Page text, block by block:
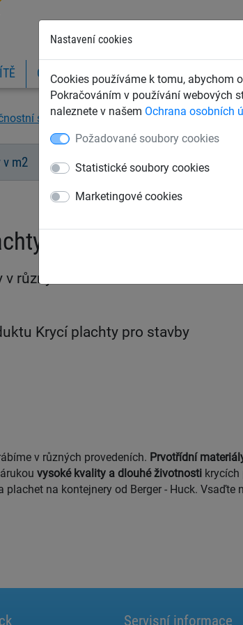
Nastavení cookies
Cookies používáme k tomu, abychom
Pokračováním v používání webových
naleznete v našem Ochrana osobních
Požadované soubory cookies
Statistické soubory cookies
Marketingové cookies
OCHRANNÉ SÍTĚ A PLACHTY
sítě Krycí plachty pro stavby
m2 Krycí neprodyšné plachty
pro stavby
v různých šířkách a hustotách.
Krycí plachty pro stavby
v různých provedeních. Prvotřídní
vysoké kvality a dlouhé životnosti krycích
plachet na kontejnery od Berger - Huck. Vsaďte
Servisní informace